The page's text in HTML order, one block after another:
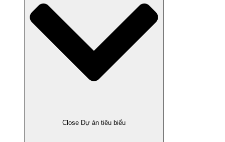
Close Dự án tiêu biểu